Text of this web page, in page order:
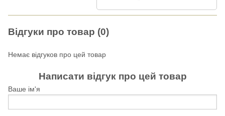
Відгуки про товар (0)
Немає відгуков про цей товар
Написати відгук про цей товар
Ваше ім'я